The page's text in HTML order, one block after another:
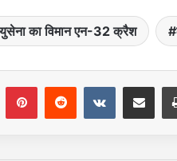
का विमान एन-32 क्रैश